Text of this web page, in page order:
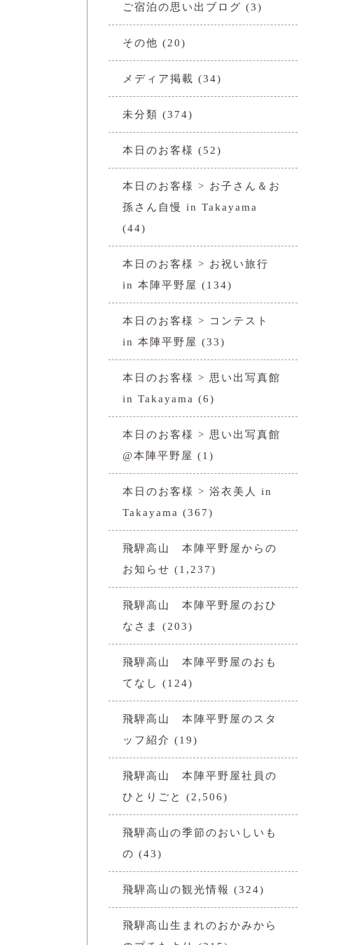
ご宿泊の思い出ブログ (3)
その他 (20)
メディア掲載 (34)
未分類 (374)
本日のお客様 (52)
本日のお客様 > お子さん＆お
孫さん自慢 in Takayama
(44)
本日のお客様 > お祝い旅行
in 本陣平野屋 (134)
本日のお客様 > コンテスト
in 本陣平野屋 (33)
本日のお客様 > 思い出写真館
in Takayama (6)
本日のお客様 > 思い出写真館
@本陣平野屋 (1)
本日のお客様 > 浴衣美人 in
Takayama (367)
飛騨高山 本陣平野屋からの
お知らせ (1,237)
飛騨高山 本陣平野屋のおひ
なさま
(203)
飛騨高山 本陣平野屋のおも
てなし
(124)
飛騨高山 本陣平野屋のスタ
ッフ紹介 (19)
飛騨高山 本陣平野屋社員の
ひとりごと
(2,506)
飛騨高山の季節のおいしいも
の (43)
飛騨高山の観光情報 (324)
飛騨高山生まれのおかみから